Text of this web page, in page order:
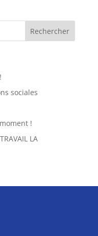
sociales
!
LA